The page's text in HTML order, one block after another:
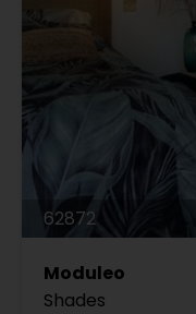
62872
Moduleo
Shades